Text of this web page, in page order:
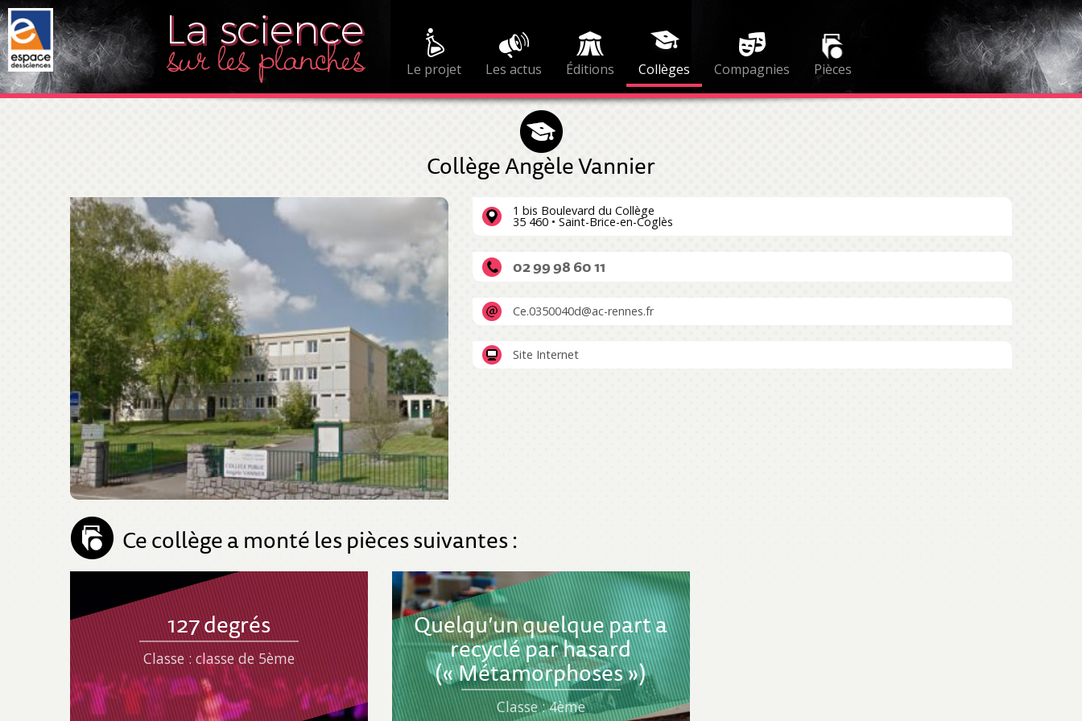
Le projet Les actus Éditions Collèges Compagnies Pièces
Collège Angèle Vannier
1 bis Boulevard du Collège
35 460 • Saint-Brice-en-Coglès
02 99 98 60 11
Ce.0350040d@ac-rennes.fr
Site Internet
Ce collège a monté les pièces suivantes :
127 degrés
Classe : classe de 5ème
Quelqu’un quelque part a
recyclé par hasard
(« Métamorphoses »)
Classe : 4ème